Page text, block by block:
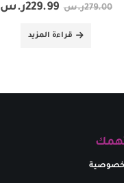
279.00ر.س 229.99ر.س
قراءة المزيد